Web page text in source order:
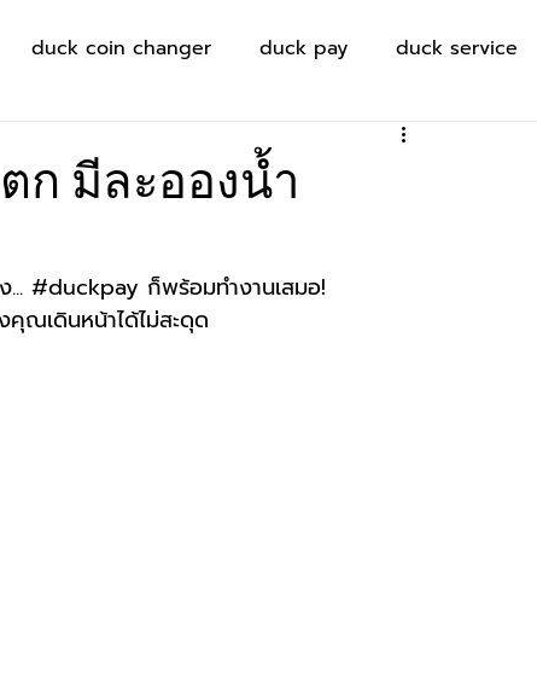
duck coin changer duck pay duck service
ก มีละอองน้ำ
#duckpay ก็พร้อมทำงานเสมอ!
ณเดินหน้าได้ไม่สะดุด